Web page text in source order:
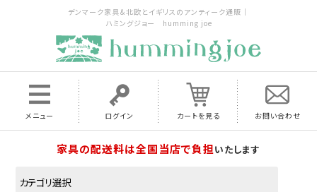
デンマーク家具＆北欧とイギリスのアンティーク通販｜
ハミングジョー humming joe
メニュー ログイン カートを見る お問い合わせ
家具の配送料は全国当店で負担いたします